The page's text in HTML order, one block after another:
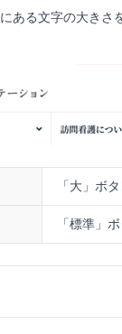
ある文字の大きさ
「大」ボ
「標準」